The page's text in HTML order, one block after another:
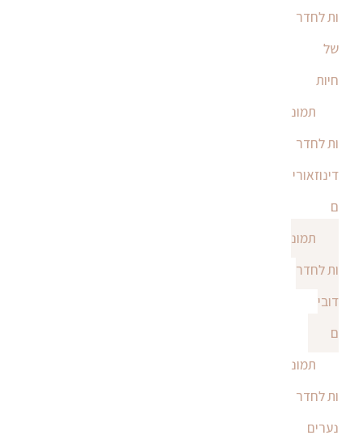
ות לחדר
של
חיות
תמונ
ות לחדר
דינוזאורי
ם
תמונ
ות לחדר
דובי
ם
תמונ
ות לחדר
נערים